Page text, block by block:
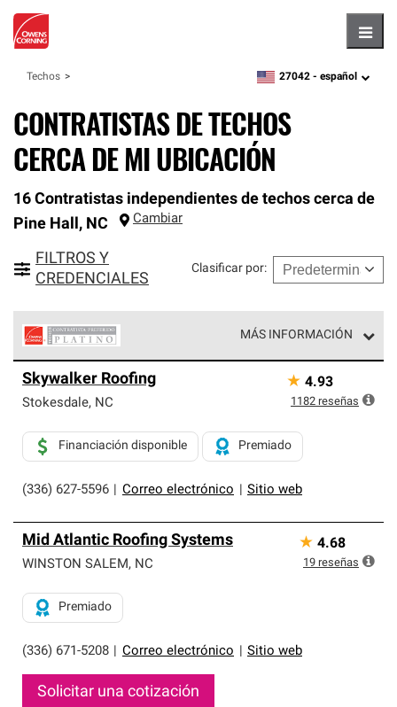
Techos zipcode,language
27042 - español
CONTRATISTAS DE TECHOS
CERCA DE MI UBICACIÓN
16 Contratistas independientes de techos cerca de
Pine Hall, NC Cambiar
FILTROS Y
CREDENCIALES
Clasificar por:
MÁS INFORMACIÓN
Corning constituyen el nivel superior de nuestra red
exclusiva y cumplen con estándares estrictos de
Solo ellos pueden ofrecer nuestra mejor garantía de
sistemas de techos.
Skywalker Roofing
Stokesdale, NC
(336) 627-5596 Correo electrónico Sitio web
Financiación disponible Premiado
★ 4.93
1182 reseñas
Mid Atlantic Roofing Systems
WINSTON SALEM, NC
(336) 671-5208 Correo electrónico Sitio web
Premiado
Solicitar una cotización
★ 4.68
19 reseñas